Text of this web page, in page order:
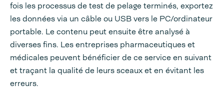
fois les processus de test de pelage terminés, exportez
les données via un câble ou USB vers le PC/ordinateur
portable. Le contenu peut ensuite être analysé à
diverses fins. Les entreprises pharmaceutiques et
médicales peuvent bénéficier de ce service en suivant
et traçant la qualité de leurs sceaux et en évitant les
erreurs.